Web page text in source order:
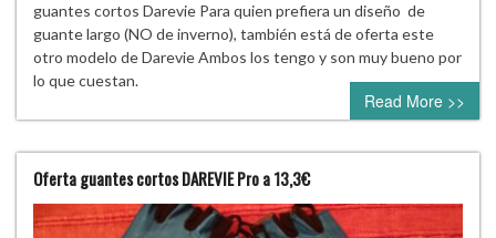
guantes cortos Darevie Para quien prefiera un diseño de
guante largo (NO de inverno), también está de oferta este
otro modelo de Darevie Ambos los tengo y son muy bueno por
lo que cuestan.
Read More >>
Oferta guantes cortos DAREVIE Pro a 13,3€